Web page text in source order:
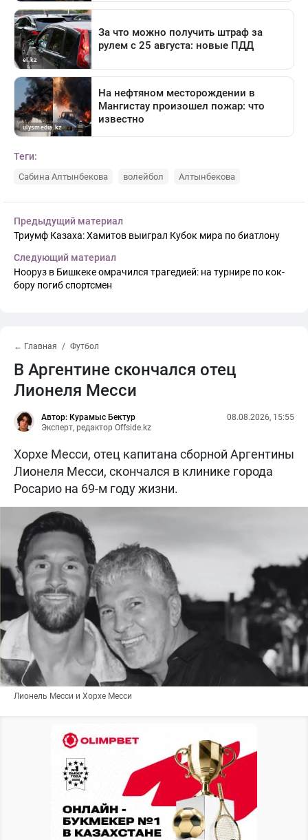
Теги:
Сабина Алтынбекова волейбол Алтынбекова
Предыдущий материал
Триумф Казаха: Хамитов выиграл Кубок мира по биатлону
Следующий материал
Нооруз в Бишкеке омрачился трагедией: на турнире по кок-
бору погиб спортсмен
← Главная Футбол
В Аргентине скончался отец
Лионеля Месси
Автор: Курамыс Бектур
Эксперт, редактор Offside.kz
08.08.2026, 15:55
Хорхе Месси, отец капитана сборной Аргентины
Лионеля Месси, скончался в клинике города
Росарио на 69-м году жизни.
Лионель Месси и Хорхе Месси